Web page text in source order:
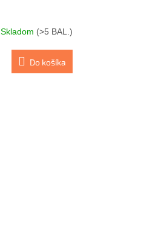
Skladom (>5 BAL.)
Do košíka